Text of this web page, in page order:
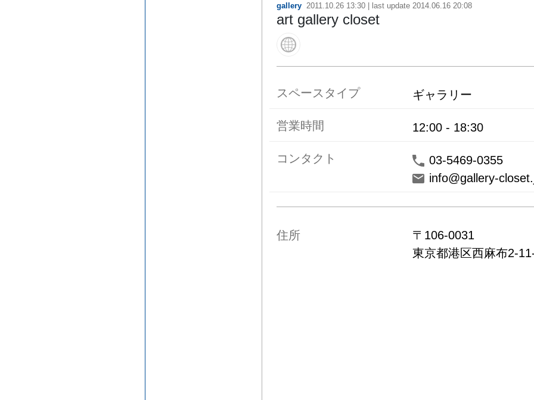
gallery 2011.10.26 13:30 | last update 2014.06.16 20:08
art gallery closet
スペースタイプ ギャラリー
営業時間 12:00 - 18:30
コンタクト
03-5469-0355
info@gallery-
住所 〒 106-0031
東京都港区西麻布2-